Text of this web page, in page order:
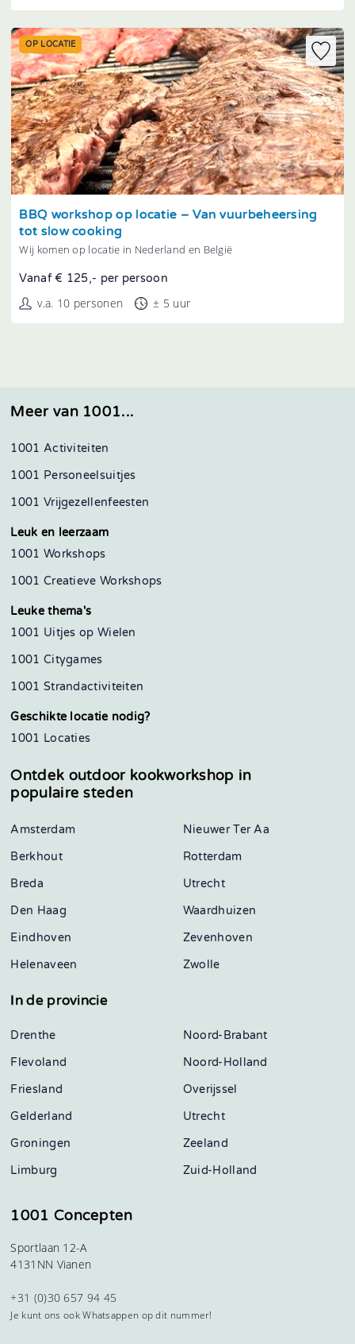
Tonen
OP LOCATIE
BBQ workshop op locatie – Van vuurbeheersing
tot slow cooking
Wij komen op locatie in Nederland en België
Vanaf € 125,- per persoon
v.a. 10 personen ± 5 uur
Meer van 1001...
1001 Activiteiten
1001 Personeelsuitjes
1001 Vrijgezellenfeesten
Leuk en leerzaam
1001 Workshops
1001 Creatieve Workshops
Leuke thema's
1001 Uitjes op Wielen
1001 Citygames
1001 Strandactiviteiten
Geschikte locatie nodig?
1001 Locaties
Ontdek outdoor kookworkshop in
populaire steden
Amsterdam
Berkhout
Breda
Den Haag
Eindhoven
Helenaveen
Nieuwer Ter Aa
Rotterdam
Utrecht
Waardhuizen
Zevenhoven
Zwolle
In de provincie
Drenthe
Flevoland
Friesland
Gelderland
Groningen
Limburg
Noord-Brabant
Noord-Holland
Overijssel
Utrecht
Zeeland
Zuid-Holland
1001 Concepten
Sportlaan 12-A
4131NN Vianen
+31 (0)30 657 94 45
Je kunt ons ook Whatsappen op dit nummer!